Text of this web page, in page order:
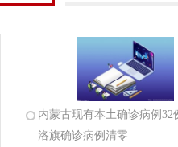
内蒙古现有本土确诊病例32
洛旗确诊病例清零